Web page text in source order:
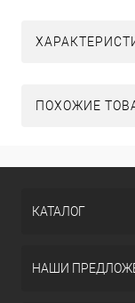
ПОХОЖИЕ
КАТАЛОГ
НАШИ